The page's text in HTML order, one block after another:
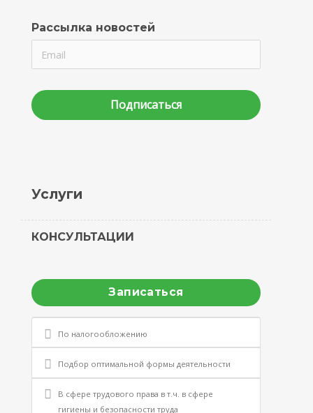
Рассылка новостей
Подписаться
Услуги
КОНСУЛЬТАЦИИ
Записаться
По налогообложению
Подбор оптимальной формы деятельности
В сфере трудового права в т.ч. в сфере
гигиены и безопасности труда